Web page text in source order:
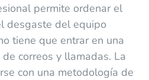
permite ordenar el
desgaste del equipo
tiene que entrar en una
correos y llamadas. La
con una metodología de